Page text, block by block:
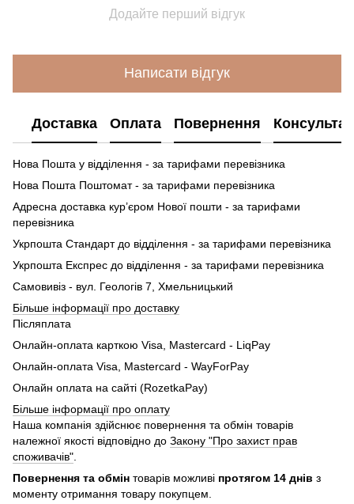
Додайте перший відгук
Написати відгук
Доставка Оплата Повернення
Нова Пошта у відділення - за тарифами перевізника
Нова Пошта Поштомат - за тарифами перевізника
Адресна доставка кур’єром Нової пошти - за тарифами
перевізника
Укрпошта Стандарт до відділення - за тарифами перевізника
Укрпошта Експрес до відділення - за тарифами перевізника
Самовивіз - вул. Геологів 7, Хмельницький
Більше інформації про доставку
Післяплата
Онлайн-оплата карткою Visa, Mastercard - LiqPay
Онлайн-оплата Visa, Mastercard - WayForPay
Онлайн оплата на сайті (RozetkaPay)
Більше інформації про оплату
Наша компанія здійснює повернення та обмін товарів
належної якості відповідно до Закону "Про захист прав
споживачів"
Повернення та обмін товарів можливі протягом 14 днів з
моменту отримання товару покупцем.